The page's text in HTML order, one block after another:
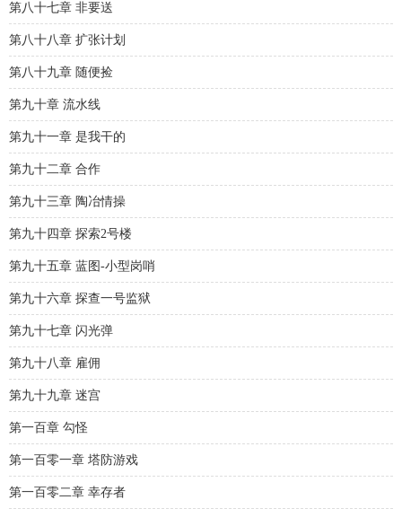
第八十七章 非要送
第八十八章 扩张计划
第八十九章 随便捡
第九十章 流水线
第九十一章 是我干的
第九十二章 合作
第九十三章 陶冶情操
第九十四章 探索2号楼
第九十五章 蓝图-小型岗哨
第九十六章 探查一号监狱
第九十七章 闪光弹
第九十八章 雇佣
第九十九章 迷宫
第一百章 勾怪
第一百零一章 塔防游戏
第一百零二章 幸存者